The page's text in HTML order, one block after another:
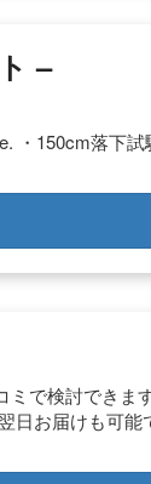
–
・150cm落下試
で検討できます
日お届けも可能